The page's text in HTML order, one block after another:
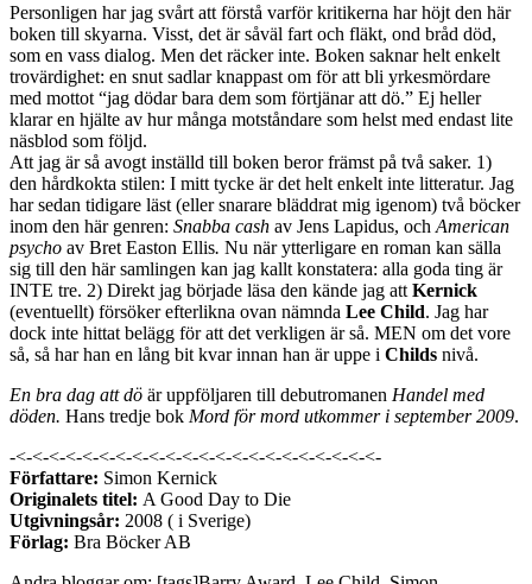
Personligen har jag svårt att förstå varför kritikerna har höjt den här
boken till skyarna. Visst, det är såväl fart och fläkt, ond bråd död,
som en vass dialog. Men det räcker inte. Boken saknar helt enkelt
trovärdighet: en snut sadlar knappast om för att bli yrkesmördare
med mottot “jag dödar bara dem som förtjänar att dö.” Ej heller
klarar en hjälte av hur många motståndare som helst med endast lite
näsblod som följd.
Att jag är så avogt inställd till boken beror främst på två saker. 1)
den hårdkokta stilen: I mitt tycke är det helt enkelt inte litteratur. Jag
har sedan tidigare läst (eller snarare bläddrat mig igenom) två böcker
inom den här genren: Snabba cash av Jens Lapidus, och American
psycho av Bret Easton Ellis. Nu när ytterligare en roman kan sälla
sig till den här samlingen kan jag kallt konstatera: alla goda ting är
INTE tre. 2) Direkt jag började läsa den kände jag att Kernick
(eventuellt) försöker efterlikna ovan nämnda Lee Child. Jag har
dock inte hittat belägg för att det verkligen är så. MEN om det vore
så, så har han en lång bit kvar innan han är uppe i Childs nivå.
En bra dag att dö är uppföljaren till debutromanen Handel med
döden. Hans tredje bok Mord för mord utkommer i september 2009.
-<-<-<-<-<-<-<-<-<-<-<-<-<-<-<-<-<-<-<-<-<-<-
Författare: Simon Kernick
Originalets titel: A Good Day to Die
Utgivningsår: 2008 ( i Sverige)
Förlag: Bra Böcker AB